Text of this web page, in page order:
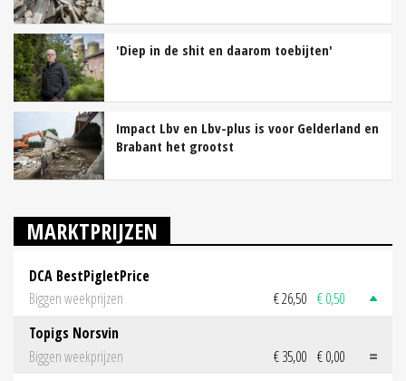
'Diep in de shit en daarom toebijten'
Impact Lbv en Lbv-plus is voor Gelderland en
Brabant het grootst
MARKTPRIJZEN
DCA BestPigletPrice
Biggen weekprijzen
€ 26,50 € 0,50
Topigs Norsvin
Biggen weekprijzen
€ 35,00 € 0,00